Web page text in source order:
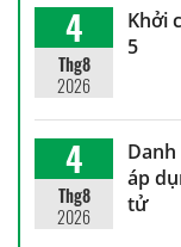
4
Thg8
2026
Khởi
5
4
Thg8
2026
áp
tử